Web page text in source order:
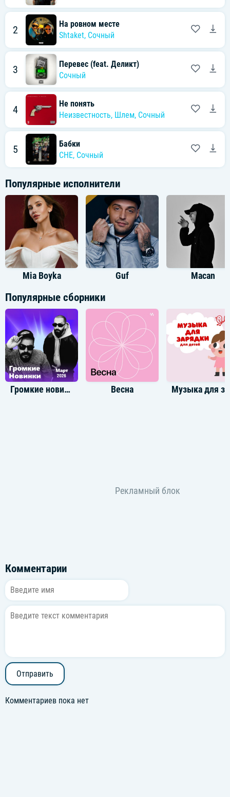
2
На ровном месте
Shtaket, Сочный
3
Перевес (feat. Деликт)
Сочный
4
Не понять
Неизвестность, Шлем, Сочный
5
Бабки
CHE, Сочный
Популярные исполнители
Mia Boyka Guf Macan
Популярные сборники
Громкие новинки: Март 2026 Весна
Комментарии
Отправить
Комментариев пока нет